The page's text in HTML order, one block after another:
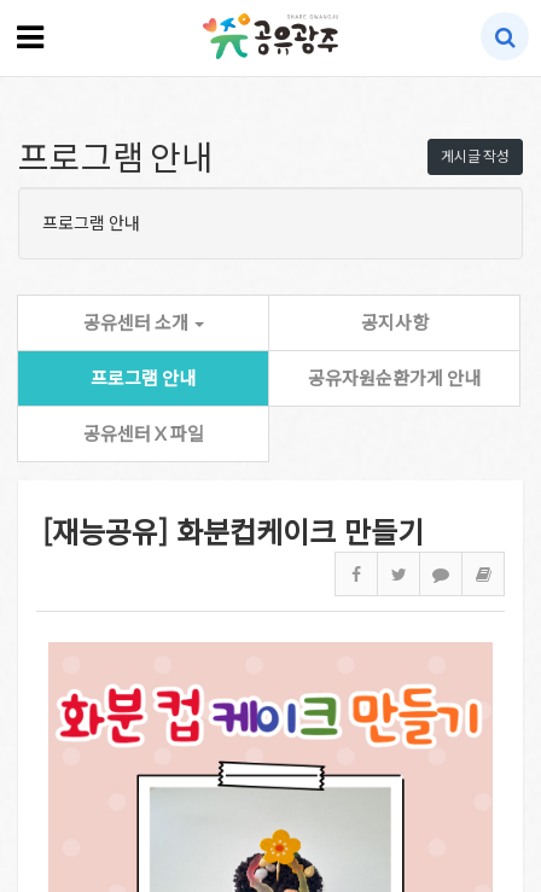
게시글 작성
프로그램 안내
프로그램 안내
공유센터 소개 공지사항
프로그램 안내 공유자원순환가게 안내
공유센터 X 파일
[재능공유] 화분컵케이크 만들기